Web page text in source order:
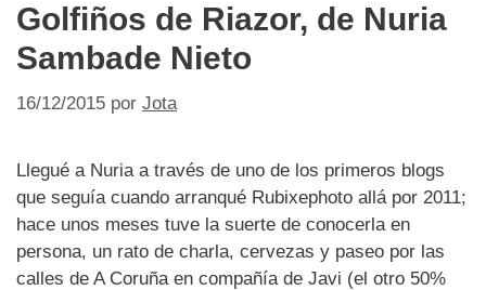
Golfiños de Riazor, de Nuria
Sambade Nieto
16/12/2015 por Jota
Llegué a Nuria a través de uno de los primeros blogs
que seguía cuando arranqué Rubixephoto allá por 2011;
hace unos meses tuve la suerte de conocerla en
persona, un rato de charla, cervezas y paseo por las
calles de A Coruña en compañía de Javi (el otro 50%